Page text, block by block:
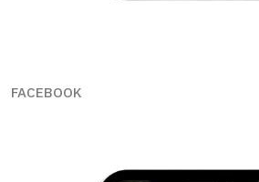
FACEBOOK